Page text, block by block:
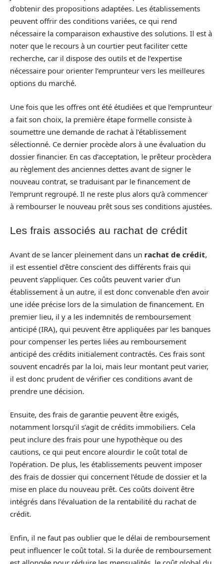
d’obtenir des propositions adaptées. Les établissements
peuvent offrir des conditions variées, ce qui rend
nécessaire la comparaison exhaustive des solutions. Il est à
noter que le recours à un courtier peut faciliter cette
recherche, car il dispose des outils et de l’expertise
nécessaire pour orienter l’emprunteur vers les meilleures
options du marché.
Une fois que les offres ont été étudiées et que l’emprunteur
a fait son choix, la première étape formelle consiste à
soumettre une demande de rachat à l’établissement
sélectionné. Ce dernier procède alors à une évaluation du
dossier financier. En cas d’acceptation, le prêteur procèdera
au règlement des anciennes dettes avant de signer le
nouveau contrat, se traduisant par le financement de
l’emprunt regroupé. Il ne reste plus alors qu’à commencer
à rembourser le nouveau prêt sous ses conditions ajustées.
Les frais associés au rachat de crédit
Avant de se lancer pleinement dans un rachat de crédit,
il est essentiel d’être conscient des différents frais qui
peuvent s’appliquer. Ces coûts peuvent varier d’un
établissement à un autre, il est donc convenable d’en avoir
une idée précise lors de la simulation de financement. En
premier lieu, il y a les indemnités de remboursement
anticipé (IRA), qui peuvent être appliquées par les banques
pour compenser les pertes liées au remboursement
anticipé des crédits initialement contractés. Ces frais sont
souvent encadrés par la loi, mais leur montant peut varier,
il est donc prudent de vérifier ces conditions avant de
prendre une décision.
Ensuite, des frais de garantie peuvent être exigés,
notamment lorsqu’il s’agit de crédits immobiliers. Cela
peut inclure des frais pour une hypothèque ou des
cautions, ce qui peut encore alourdir le coût total de
l’opération. De plus, les établissements peuvent imposer
des frais de dossier qui concernent l’étude de dossier et la
mise en place du nouveau prêt. Ces coûts doivent être
intégrés dans l’évaluation de la rentabilité du rachat de
crédit.
Enfin, il ne faut pas oublier que le délai de remboursement
peut influencer le coût total. Si la durée de remboursement